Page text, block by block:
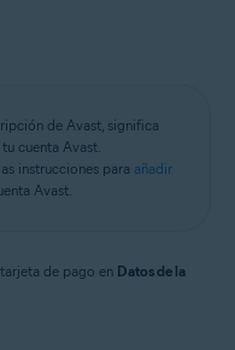
de Avast, significa
cuenta Avast.
instrucciones para añadir
Avast.
de pago en Datos de la